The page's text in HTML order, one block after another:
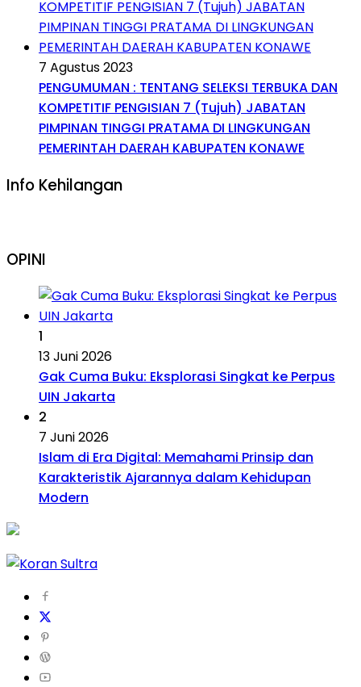
7 Agustus 2023
PENGUMUMAN : TENTANG SELEKSI TERBUKA DAN
KOMPETITIF PENGISIAN 7 (Tujuh) JABATAN
PIMPINAN TINGGI PRATAMA DI LINGKUNGAN
PEMERINTAH DAERAH KABUPATEN KONAWE
Info Kehilangan
OPINI
1
13 Juni 2026
Gak Cuma Buku: Eksplorasi Singkat ke Perpus
UIN Jakarta
2
7 Juni 2026
Islam di Era Digital: Memahami Prinsip dan
Karakteristik Ajarannya dalam Kehidupan
Modern